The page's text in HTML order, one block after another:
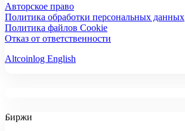
Авторское право
Политика обработки персональных данных
Политика файлов Cookie
Отказ от ответственности
Altcoinlog English
Биржи